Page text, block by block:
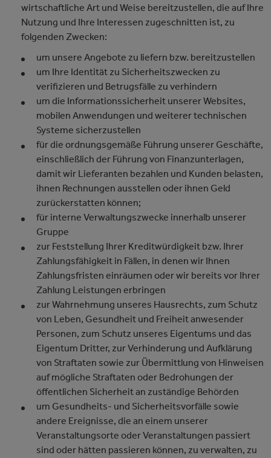
wirtschaftliche Art und Weise bereitzustellen, die auf Ihre
Nutzung und Ihre Interessen zugeschnitten ist, zu
folgenden Zwecken:
um unsere Angebote zu liefern bzw. bereitzustellen
um Ihre Identität zu Sicherheitszwecken zu
verifizieren und Betrugsfälle zu verhindern
um die Informationssicherheit unserer Websites,
mobilen Anwendungen und weiterer technischen
Systeme sicherzustellen
für die ordnungsgemäße Führung unserer Geschäfte,
einschließlich der Führung von Finanzunterlagen,
damit wir Lieferanten bezahlen und Kunden belasten,
ihnen Rechnungen ausstellen oder ihnen Geld
zurückerstatten können;
für interne Verwaltungszwecke innerhalb unserer
Gruppe
zur Feststellung Ihrer Kreditwürdigkeit bzw. Ihrer
Zahlungsfähigkeit in Fällen, in denen wir Ihnen
Zahlungsfristen einräumen oder wir bereits vor Ihrer
Zahlung Leistungen erbringen
zur Wahrnehmung unseres Hausrechts, zum Schutz
von Leben, Gesundheit und Freiheit anwesender
Personen, zum Schutz unseres Eigentums und das
Eigentum Dritter, zur Verhinderung und Aufklärung
von Straftaten sowie zur Übermittlung von Hinweisen
auf mögliche Straftaten oder Bedrohungen der
öffentlichen Sicherheit an zuständige Behörden
um Gesundheits- und Sicherheitsvorfälle sowie
andere Ereignisse, die an einem unserer
Veranstaltungsorte oder Veranstaltungen passiert
sind oder hätten passieren können, zu verwalten, zu